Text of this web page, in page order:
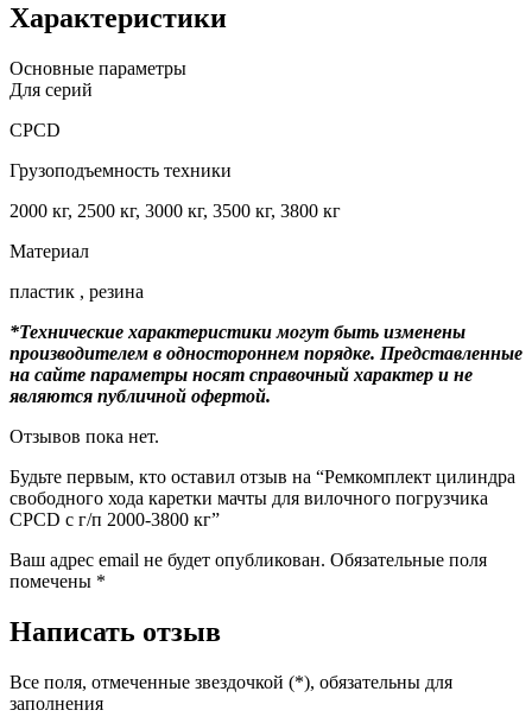
Характеристики
Основные параметры
Для серий
CPCD
Грузоподъемность техники
2000 кг, 2500 кг, 3000 кг, 3500 кг, 3800 кг
Материал
пластик , резина
*Технические характеристики могут быть изменены
производителем в одностороннем порядке. Представленные
на сайте параметры носят справочный характер и не
являются публичной офертой.
Отзывов пока нет.
Будьте первым, кто оставил отзыв на “Ремкомплект цилиндра
свободного хода каретки мачты для вилочного погрузчика
CPCD с г/п 2000-3800 кг”
Ваш адрес email не будет опубликован. Обязательные поля
помечены *
Написать отзыв
Все поля, отмеченные звездочкой (*), обязательны для
заполнения